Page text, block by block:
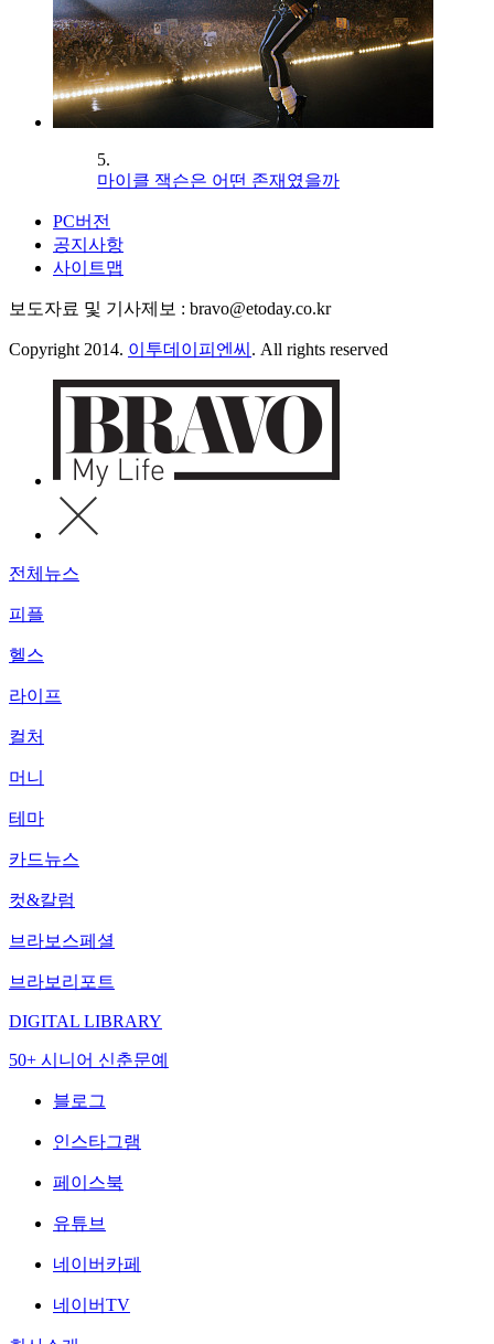
5.
마이클 잭슨은 어떤 존재였을까
PC버전
공지사항
사이트맵
보도자료 및 기사제보 : bravo@etoday.co.kr
Copyright 2014. 이투데이피엔씨 . All rights reserved
전체뉴스
피플
헬스
라이프
컬처
머니
테마
카드뉴스
컷&칼럼
브라보스페셜
브라보리포트
DIGITAL LIBRARY
50+ 시니어 신춘문예
블로그
인스타그램
페이스북
유튜브
네이버카페
네이버TV